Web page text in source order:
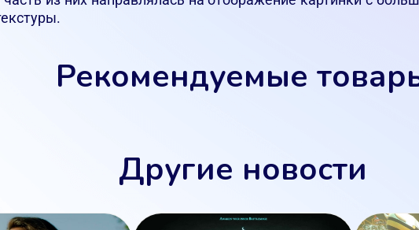
Рекомендуемые
Другие новости